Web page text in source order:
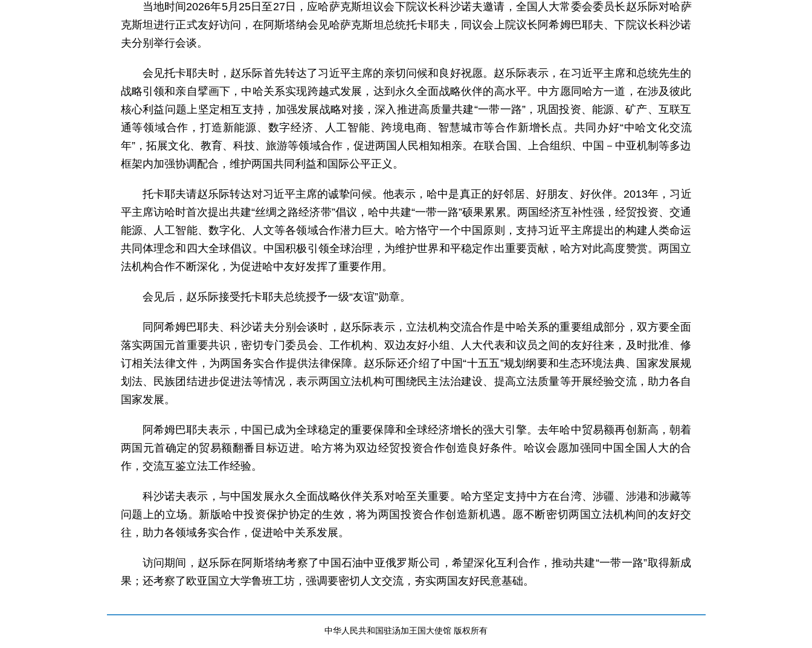
当地时间2026年5月25日至27日，应哈萨克斯坦议会下院议长科沙诺夫邀请，全国人大常委会委员长赵乐际对哈萨
克斯坦进行正式友好访问，在阿斯塔纳会见哈萨克斯坦总统托卡耶夫，同议会上院议长阿希姆巴耶夫、下院议长科沙诺
夫分别举行会谈。
会见托卡耶夫时，赵乐际首先转达了习近平主席的亲切问候和良好祝愿。赵乐际表示，在习近平主席和总统先生的
战略引领和亲自擘画下，中哈关系实现跨越式发展，达到永久全面战略伙伴的高水平。中方愿同哈方一道，在涉及彼此
核心利益问题上坚定相互支持，加强发展战略对接，深入推进高质量共建“一带一路”，巩固投资、能源、矿产、互联互
通等领域合作，打造新能源、数字经济、人工智能、跨境电商、智慧城市等合作新增长点。共同办好“中哈文化交流
年”，拓展文化、教育、科技、旅游等领域合作，促进两国人民相知相亲。在联合国、上合组织、中国－中亚机制等多边
框架内加强协调配合，维护两国共同利益和国际公平正义。
托卡耶夫请赵乐际转达对习近平主席的诚挚问候。他表示，哈中是真正的好邻居、好朋友、好伙伴。2013年，习近
平主席访哈时首次提出共建“丝绸之路经济带”倡议，哈中共建“一带一路”硕果累累。两国经济互补性强，经贸投资、交通
能源、人工智能、数字化、人文等各领域合作潜力巨大。哈方恪守一个中国原则，支持习近平主席提出的构建人类命运
共同体理念和四大全球倡议。中国积极引领全球治理，为维护世界和平稳定作出重要贡献，哈方对此高度赞赏。两国立
法机构合作不断深化，为促进哈中友好发挥了重要作用。
会见后，赵乐际接受托卡耶夫总统授予一级“友谊”勋章。
同阿希姆巴耶夫、科沙诺夫分别会谈时，赵乐际表示，立法机构交流合作是中哈关系的重要组成部分，双方要全面
落实两国元首重要共识，密切专门委员会、工作机构、双边友好小组、人大代表和议员之间的友好往来，及时批准、修
订相关法律文件，为两国务实合作提供法律保障。赵乐际还介绍了中国“十五五”规划纲要和生态环境法典、国家发展规
划法、民族团结进步促进法等情况，表示两国立法机构可围绕民主法治建设、提高立法质量等开展经验交流，助力各自
国家发展。
阿希姆巴耶夫表示，中国已成为全球稳定的重要保障和全球经济增长的强大引擎。去年哈中贸易额再创新高，朝着
两国元首确定的贸易额翻番目标迈进。哈方将为双边经贸投资合作创造良好条件。哈议会愿加强同中国全国人大的合
作，交流互鉴立法工作经验。
科沙诺夫表示，与中国发展永久全面战略伙伴关系对哈至关重要。哈方坚定支持中方在台湾、涉疆、涉港和涉藏等
问题上的立场。新版哈中投资保护协定的生效，将为两国投资合作创造新机遇。愿不断密切两国立法机构间的友好交
往，助力各领域务实合作，促进哈中关系发展。
访问期间，赵乐际在阿斯塔纳考察了中国石油中亚俄罗斯公司，希望深化互利合作，推动共建“一带一路”取得新成
果；还考察了欧亚国立大学鲁班工坊，强调要密切人文交流，夯实两国友好民意基础。
中华人民共和国驻汤加王国大使馆 版权所有